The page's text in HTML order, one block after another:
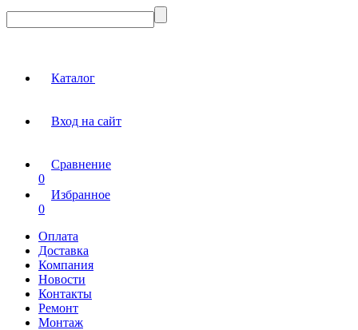
Каталог
Вход на сайт
Сравнение
0
Избранное
0
Оплата
Доставка
Компания
Новости
Контакты
Ремонт
Монтаж